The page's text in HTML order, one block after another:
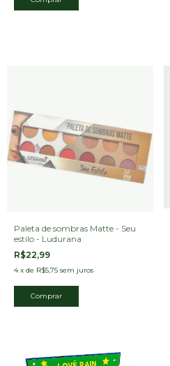
Paleta de sombras Matte - Seu
estilo - Ludurana
R$22,99
4 x de R$5,75 sem juros